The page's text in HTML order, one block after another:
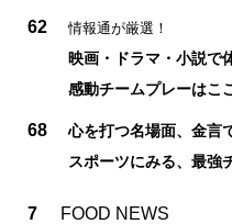
62 情報通が厳選！
映画・ドラマ・小説で
感動チームプレーはこ
68
心を打つ名場面、金言
スポーツにみる、最強
7 FOOD NEWS